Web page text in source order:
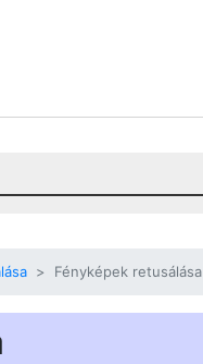
Fényképek retusálása